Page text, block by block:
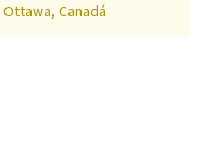
Ottawa, Canadá